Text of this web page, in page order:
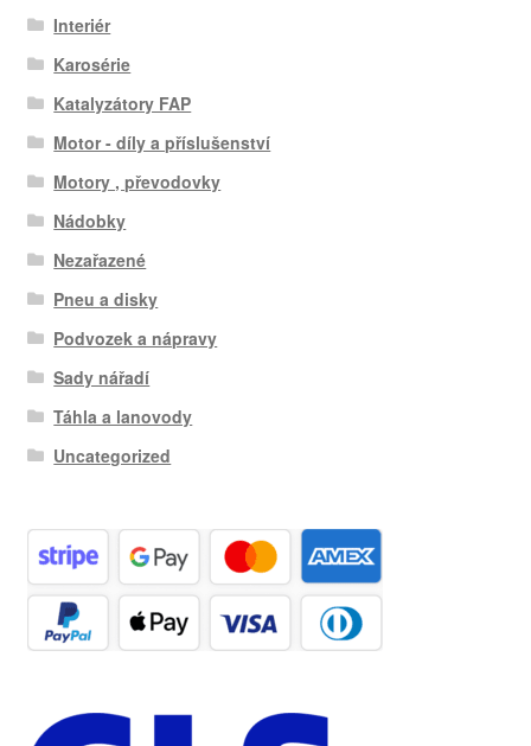
Interiér
Karosérie
Katalyzátory FAP
Motor - díly a příslušenství
Motory , převodovky
Nádobky
Nezařazené
Pneu a disky
Podvozek a nápravy
Sady nářadí
Táhla a lanovody
Uncategorized